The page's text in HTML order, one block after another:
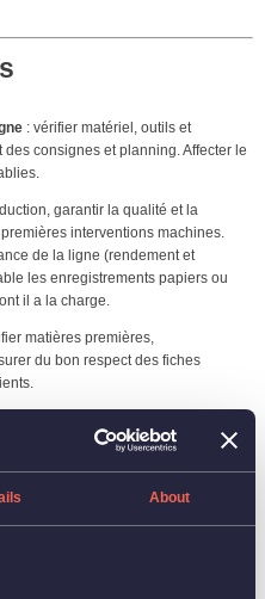
About
: vérifier matériel, outils et
consignes et planning. Affecter le
garantir la qualité et la
interventions machines.
de la ligne (rendement et
les enregistrements papiers ou
il a la charge.
matières premières,
du bon respect des fiches
avec les différents services de
animer au quotidien la performance
et former les nouveaux